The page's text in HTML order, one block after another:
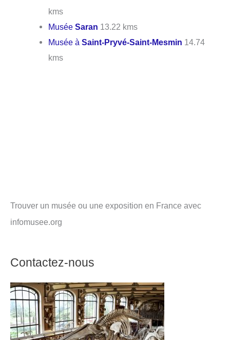
kms
MuséeSaran 13.22 kms
Musée àSaint-Pryvé-Saint-Mesmin 14.74
kms
Trouver un musée ou une exposition en France avec
infomusee.org
Contactez-nous